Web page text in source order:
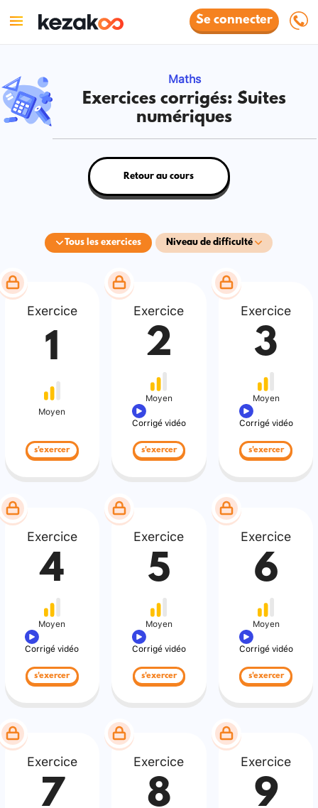
Se connecter
Maths
Exercices corrigés: Suites
numériques
Tous les exercices Niveau de difficulté
Retour au cours
Exercice
1
Moyen
s'exercer
Exercice
2
Moyen
Corrigé vidéo
s'exercer
Exercice
3
Moyen
Corrigé vidéo
s'exercer
Exercice
4
Moyen
Corrigé vidéo
s'exercer
Exercice
5
Moyen
Corrigé vidéo
s'exercer
Exercice
6
Moyen
Corrigé vidéo
s'exercer
Exercice
7
Exercice
8
Exercice
9